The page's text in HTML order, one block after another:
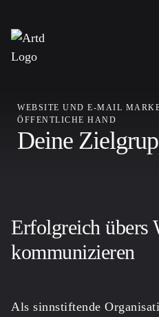
WEBSITE UND E-MAIL
ÖFFENTLICHE HAND
Deine
Erfolgreich übers
kommunizieren
Als sinnstiftende